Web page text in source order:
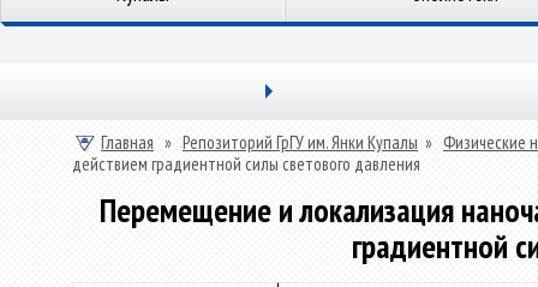
Главная » Репозиторий ГрГУ им. Янки Купалы » Физические
действием градиентной силы светового давления
Перемещение и локализация
градиентной